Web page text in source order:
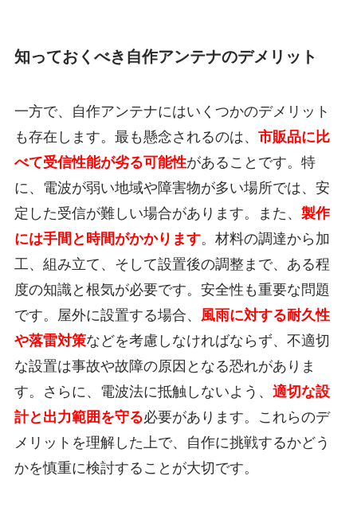
知っておくべき自作アンテナのデメリット
一方で、自作アンテナにはいくつかのデメリット
も存在します。最も懸念されるのは、 市販品に比
べて受信性能が劣る可能性があることです。特
に、電波が弱い地域や障害物が多い場所では、安
定した受信が難しい場合があります。また、 製作
には手間と時間がかかります。材料の調達から加
工、組み立て、そして設置後の調整まで、ある程
度の知識と根気が必要です。安全性も重要な問題
です。屋外に設置する場合、
風雨に対する耐久性
や落雷対策などを考慮しなければならず、不適切
な設置は事故や故障の原因となる恐れがありま
す。さらに、電波法に抵触しないよう、 適切な設
計と出力範囲を守る必要があります。これらのデ
メリットを理解した上で、自作に挑戦するかどう
かを慎重に検討することが大切です。